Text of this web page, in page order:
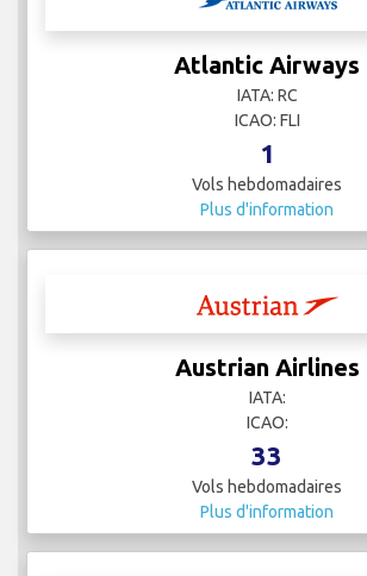
Atlantic Airways
IATA: RC
ICAO: FLI
1
Vols hebdomadaires
Plus d'information
Austrian Airlines
IATA:
ICAO:
33
Vols hebdomadaires
Plus d'information